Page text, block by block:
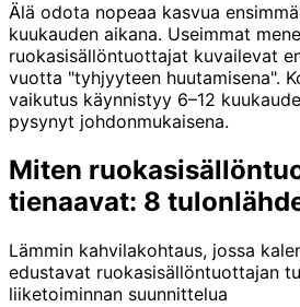
Älä odota nopeaa kasvua
kuukauden aikana. Useimmat
ruokasisällöntuottajat kuvailevat
vuotta "tyhjyyteen huutamisena".
vaikutus käynnistyy 6–12
pysynyt johdonmukaisena.
Miten
tienaavat: 8
Lämmin kahvilakohtaus, jossa
edustavat ruokasisällöntuottajan
liiketoiminnan suunnittelua